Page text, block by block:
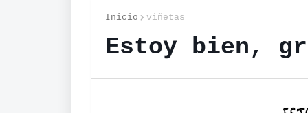
Inicio viñetas
Estoy bien,